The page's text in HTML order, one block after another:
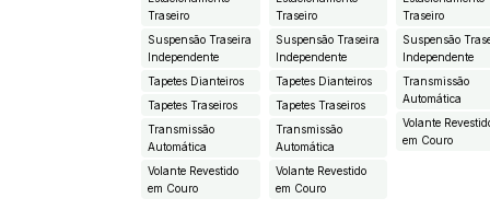
Traseiro
Suspensão Traseira
Independente
Tapetes Dianteiros
Tapetes Traseiros
Transmissão
Automática
Volante Revestido
em Couro
Traseiro
Suspensão Traseira
Independente
Tapetes Dianteiros
Tapetes Traseiros
Transmissão
Automática
Volante Revestido
em Couro
Traseiro
Suspensão
Independente
Transmissão
Automática
Volante
em Couro